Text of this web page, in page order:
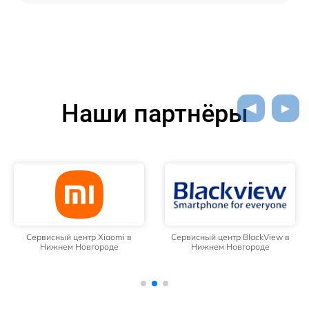
Наши партнёры
Сервисный центр Xiaomi в
Нижнем Новгороде
Сервисный центр BlackView в
Нижнем Новгороде